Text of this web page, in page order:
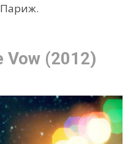
Париж.
Vow (2012)